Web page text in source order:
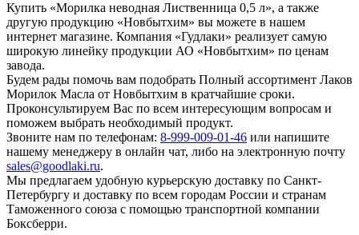
Купить «Морилка неводная Лиственница 0,5 л», а также
другую продукцию «Новбытхим» вы можете в нашем
интернет магазине. Компания «Гудлаки» реализует самую
широкую линейку продукции АО «Новбытхим» по ценам
завода.
Будем рады помочь вам подобрать Полный ассортимент Лаков
Морилок Масла от Новбытхим в кратчайшие сроки.
Проконсультируем Вас по всем интересующим вопросам и
поможем выбрать необходимый продукт.
Звоните нам по телефонам: 8-999-009-01-46 или напишите
нашему менеджеру в онлайн чат, либо на электронную почту
sales@goodlaki.ru.
Мы предлагаем удобную курьерскую доставку по Санкт-
Петербургу и доставку по всем городам России и странам
Таможенного союза с помощью транспортной компании
Боксберри.